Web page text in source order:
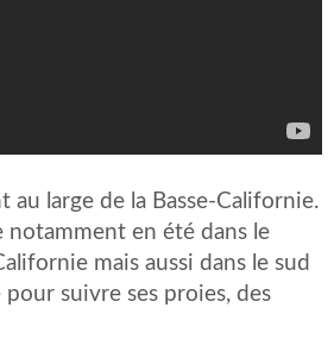
au large de la Basse-Californie.
notamment en été dans le
mais aussi dans le sud
suivre ses proies, des